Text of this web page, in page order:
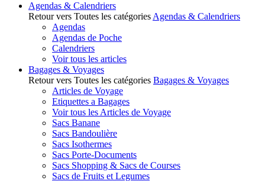
Agendas & Calendriers
Retour vers Toutes les catégories Agendas & Calendriers
Agendas
Agendas de Poche
Calendriers
Voir tous les articles
Bagages & Voyages
Retour vers Toutes les catégories Bagages & Voyages
Articles de Voyage
Etiquettes a Bagages
Voir tous les Articles de Voyage
Sacs Banane
Sacs Bandoulière
Sacs Isothermes
Sacs Porte-Documents
Sacs Shopping & Sacs de Courses
Sacs de Fruits et Legumes